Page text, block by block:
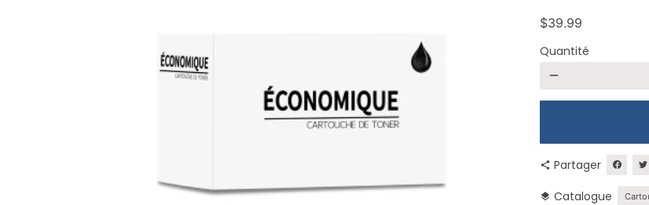
$39.99
Quantité
remove
share Partager
layers Catalogue